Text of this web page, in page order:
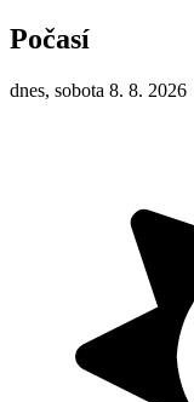
Počasí
dnes, sobota 8. 8. 2026